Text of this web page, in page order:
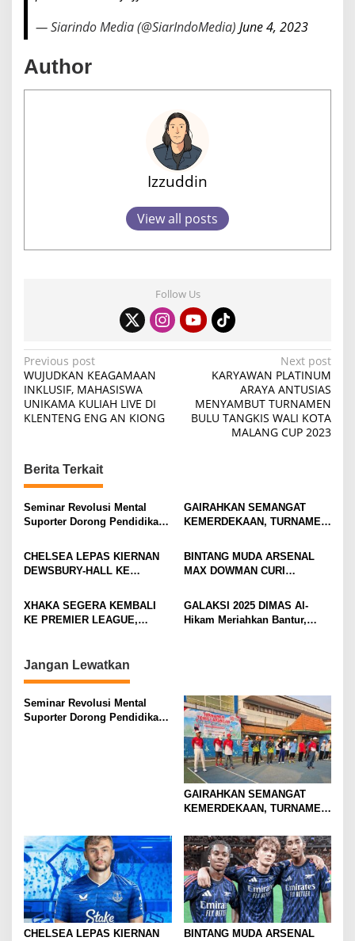
— Siarindo Media (@SiarIndoMedia) June 4, 2023
Author
Izzuddin
View all posts
Follow Us
P
o
s
a
v
i
a
i
o
n
Previous post
WUJUDKAN KEAGAMAAN
INKLUSIF, MAHASISWA
UNIKAMA KULIAH LIVE DI
KLENTENG ENG AN KIONG
Next post
KARYAWAN PLATINUM
ARAYA ANTUSIAS
MENYAMBUT TURNAMEN
BULU TANGKIS WALI KOTA
MALANG CUP 2023
Berita Terkait
Seminar Revolusi Mental
Suporter Dorong Pendidikan
GAIRAHKAN SEMANGAT
KEMERDEKAAN, TURNAMEN
MOJOKERTO RAYA RESMI
BERGULIR
CHELSEA LEPAS KIERNAN
DEWSBURY-HALL KE
SANG GELANDANG DIMULAI
BINTANG MUDA ARSENAL
MAX DOWMAN CURI
PRAMUSIM ASIA
XHAKA SEGERA KEMBALI
KE PREMIER LEAGUE,
GALAKSI 2025 DIMAS Al-
Hikam Meriahkan Bantur,
Jangan Lewatkan
Seminar Revolusi Mental
Suporter Dorong Pendidikan
GAIRAHKAN SEMANGAT
KEMERDEKAAN, TURNAMEN
MOJOKERTO RAYA RESMI
BERGULIR
CHELSEA LEPAS KIERNAN
BINTANG MUDA ARSENAL